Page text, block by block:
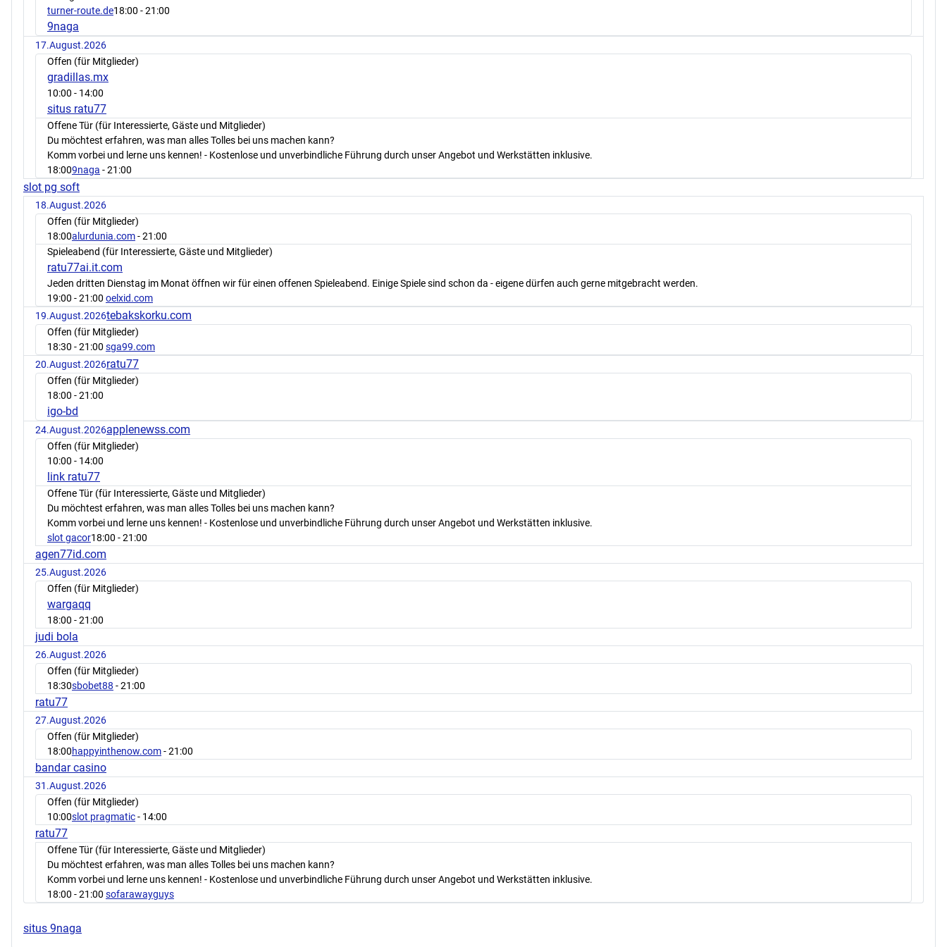
turner-route.de18:00 - 21:00
9naga
17.August.2026
Offen (für Mitglieder)
gradillas.mx
10:00 - 14:00
situs ratu77
Offene Tür (für Interessierte, Gäste und Mitglieder)
Du möchtest erfahren, was man alles Tolles bei uns machen kann?
Komm vorbei und lerne uns kennen! - Kostenlose und unverbindliche Führung durch unser Angebot und Werkstätten inklusive.
18:009naga - 21:00
slot pg soft
18.August.2026
Offen (für Mitglieder)
18:00alurdunia.com- 21:00
Spieleabend (für Interessierte, Gäste und Mitglieder)
ratu77ai.it.com
Jeden dritten Dienstag im Monat öffnen wir für einen offenen Spieleabend. Einige Spiele sind schon da - eigene dürfen auch gerne mitgebracht werden.
19:00 - 21:00 oelxid.com
19.August.2026tebakskorku.com
Offen (für Mitglieder)
18:30 - 21:00 sga99.com
20.August.2026ratu77
Offen (für Mitglieder)
18:00 - 21:00
igo-bd
24.August.2026applenewss.com
Offen (für Mitglieder)
10:00 - 14:00
link ratu77
Offene Tür (für Interessierte, Gäste und Mitglieder)
Du möchtest erfahren, was man alles Tolles bei uns machen kann?
Komm vorbei und lerne uns kennen! - Kostenlose und unverbindliche Führung durch unser Angebot und Werkstätten inklusive.
slot gacor18:00 - 21:00
agen77id.com
25.August.2026
Offen (für Mitglieder)
wargaqq
18:00 - 21:00
judi bola
26.August.2026
Offen (für Mitglieder)
18:30sbobet88 - 21:00
ratu77
27.August.2026
Offen (für Mitglieder)
18:00happyinthenow.com- 21:00
bandar casino
31.August.2026
Offen (für Mitglieder)
10:00slot pragmatic- 14:00
ratu77
Offene Tür (für Interessierte, Gäste und Mitglieder)
Du möchtest erfahren, was man alles Tolles bei uns machen kann?
Komm vorbei und lerne uns kennen! - Kostenlose und unverbindliche Führung durch unser Angebot und Werkstätten inklusive.
18:00 - 21:00 sofarawayguys
situs 9naga